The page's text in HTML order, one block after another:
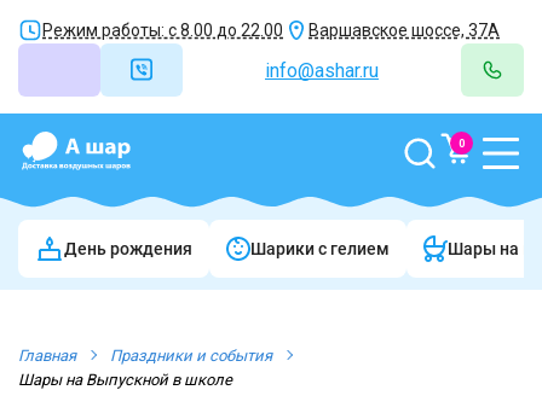
Режим работы: с 8.00 до 22.00 Варшавское шоссе, 37А
info@ashar.ru
0
День рождения Шарики c гелием Шары на
Главная
Праздники и события
Шары на Выпускной в школе